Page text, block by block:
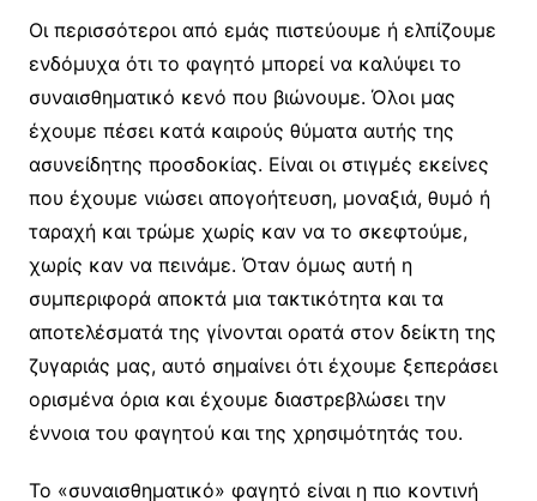
Οι περισσότεροι από εμάς πιστεύουμε ή ελπίζουμε
ενδόμυχα ότι το φαγητό μπορεί να καλύψει το
συναισθηματικό κενό που βιώνουμε. Όλοι μας
έχουμε πέσει κατά καιρούς θύματα αυτής της
ασυνείδητης προσδοκίας. Είναι οι στιγμές εκείνες
που έχουμε νιώσει απογοήτευση, μοναξιά, θυμό ή
ταραχή και τρώμε χωρίς καν να το σκεφτούμε,
χωρίς καν να πεινάμε. Όταν όμως αυτή η
συμπεριφορά αποκτά μια τακτικότητα και τα
αποτελέσματά της γίνονται ορατά στον δείκτη της
ζυγαριάς μας, αυτό σημαίνει ότι έχουμε ξεπεράσει
ορισμένα όρια και έχουμε διαστρεβλώσει την
έννοια του φαγητού και της χρησιμότητάς του.
Το «συναισθηματικό» φαγητό είναι η πιο κοντινή